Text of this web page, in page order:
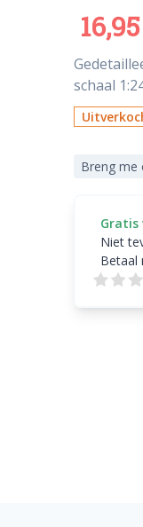
16,95
schaal
Breng me
Gratis
Niet
Betaal